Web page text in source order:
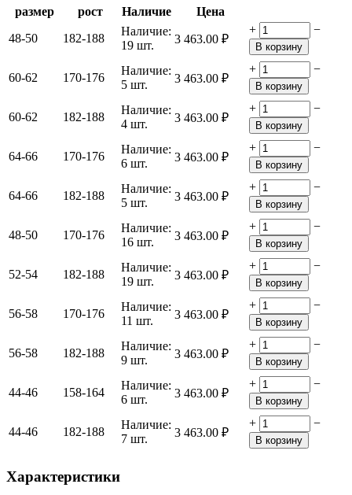
размер рост Наличие
Цена
48-50
182-188
Наличие:
19 шт.
3 463.00 ₽
+ −
В корзину
60-62 170-176
Наличие:
5 шт.
3 463.00 ₽
+ −
В корзину
60-62 182-188
Наличие:
4 шт.
3 463.00 ₽
+ −
В корзину
64-66 170-176
Наличие:
6 шт.
3 463.00 ₽
+ −
В корзину
64-66 182-188
Наличие:
5 шт.
3 463.00 ₽
+ −
В корзину
48-50 170-176
Наличие:
16 шт.
3 463.00 ₽
+ −
В корзину
52-54 182-188
Наличие:
19 шт.
3 463.00 ₽
+ −
В корзину
56-58 170-176
Наличие:
11 шт.
3 463.00 ₽
+ −
В корзину
56-58 182-188
Наличие:
9 шт.
3 463.00 ₽
+ −
В корзину
44-46 158-164
Наличие:
6 шт.
3 463.00 ₽
+ −
В корзину
44-46 182-188
Наличие:
7 шт.
3 463.00 ₽
+ −
В корзину
Характеристики